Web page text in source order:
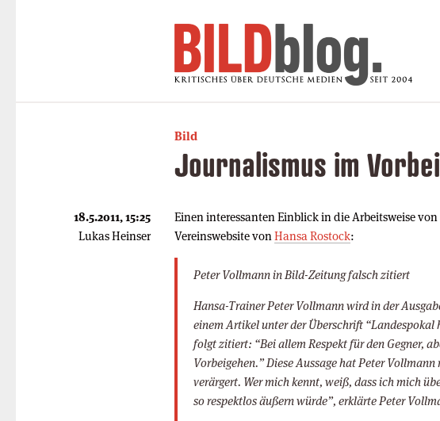
Bild
Journalismus im
Einen interessanten Einblick in die Arbeitsweise
Vereinswebsite von Hansa Rostock:
Peter Vollmann in Bild-Zeitung falsch zitiert
Hansa-Trainer Peter Vollmann wird in der
einem Artikel unter der Überschrift “Landespokal
folgt zitiert: “Bei allem Respekt für den Gegner,
Vorbeigehen.” Diese Aussage hat Peter
verärgert. Wer mich kennt, weiß, dass ich mich
so respektlos äußern würde”, erklärte Peter
18.5.2011, 15:25
Lukas Heinser